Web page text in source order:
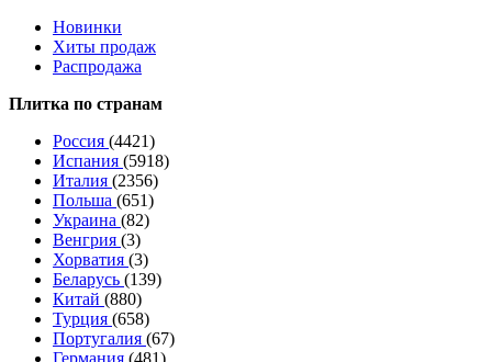
Новинки
Хиты продаж
Распродажа
Плитка по странам
Россия (4421)
Испания (5918)
Италия (2356)
Польша (651)
Украина (82)
Венгрия (3)
Хорватия (3)
Беларусь (139)
Китай (880)
Турция (658)
Португалия (67)
Германия (481)